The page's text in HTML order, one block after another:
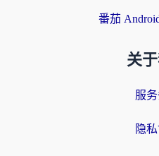
番茄
关于
服
隐